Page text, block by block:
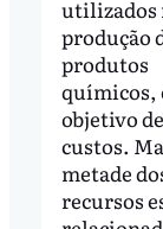
utilizados
produção
produtos
químicos,
objetivo
custos.
metade
recursos